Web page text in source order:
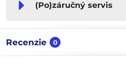
(Po)záručný servis
Recenzie 0